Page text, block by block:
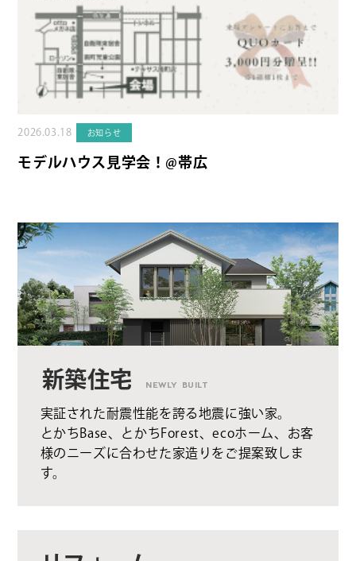
2026.03.18 お知らせ
モデルハウス見学会！@帯広
新築住宅 NEWLY BUILT
実証された耐震性能を誇る地震に強い家。
とかちBase、とかちForest、ecoホーム、お客
様のニーズに合わせた家造りをご提案致しま
す。